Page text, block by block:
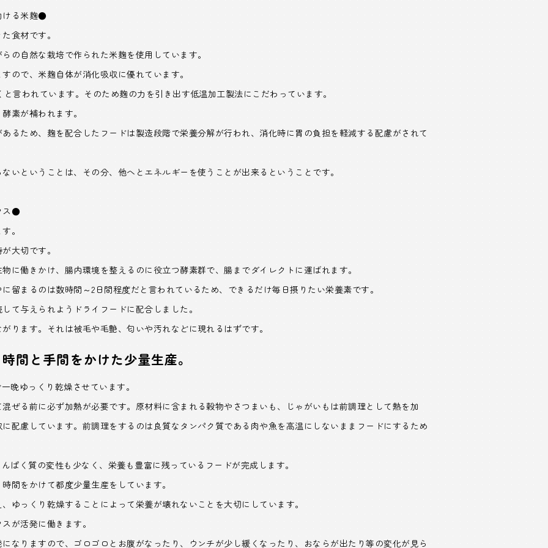
ける米麹●
食材です。
の自然な栽培で作られた米麹を使用しています。
ので、米麹自体が消化吸収に優れています。
言われています。そのため麹の力を引き出す低温加工製法にこだわっています。
素が補われます。
るため、麹を配合したフードは製造段階で栄養分解が行われ、消化時に胃の負担を軽減する配慮がされて
いということは、その分、他へとエネルギーを使うことが出来るということです。
ス●
。
大切です。
に働きかけ、腸内環境を整えるのに役立つ酵素群で、腸までダイレクトに運ばれます。
留まるのは数時間～2日間程度だと言われているため、できるだけ毎日摂りたい栄養素です。
て与えられようドライフードに配合しました。
ります。それは被毛や毛艶、匂いや汚れなどに現れるはずです。
間と手間をかけた少量生産。
晩ゆっくり乾燥させています。
ぜる前に必ず加熱が必要です。原材料に含まれる穀物やさつまいも、じゃがいもは前調理として熱を加
配慮しています。前調理をするのは良質なタンパク質である肉や魚を高温にしないままフードにするため
ぱく質の変性も少なく、栄養も豊富に残っているフードが完成します。
間をかけて都度少量生産をしています。
ゆっくり乾燥することによって栄養が壊れないことを大切にしています。
が活発に働きます。
なりますので、ゴロゴロとお腹がなったり、ウンチが少し緩くなったり、おならが出たり等の変化が見ら